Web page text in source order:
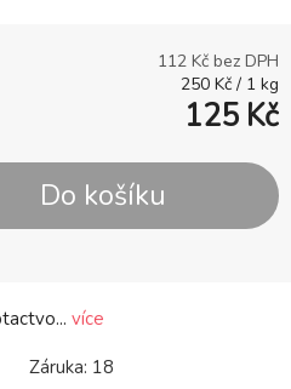
více
112 Kč bez DPH
250 Kč / 1 kg
125 Kč
Do košíku
Záruka: 18